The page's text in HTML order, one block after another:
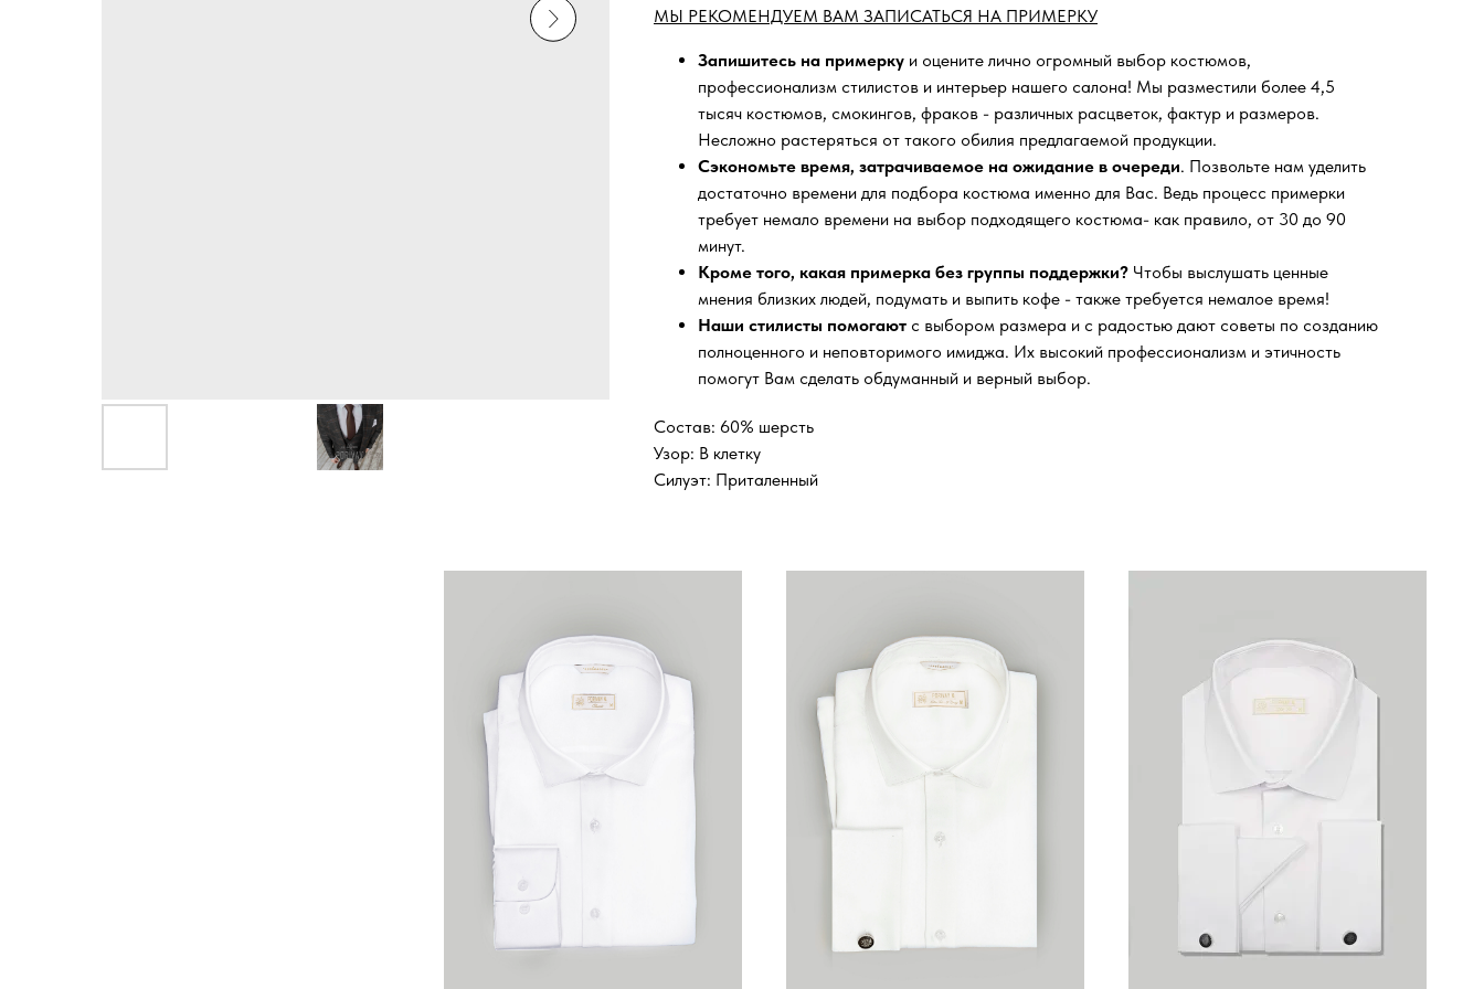
МЫ РЕКОМЕНДУЕМ ВАМ ЗАПИСАТЬСЯ НА ПРИМЕРКУ
Запишитесь на примерку и оцените лично огромный выбор костюмов,
профессионализм стилистов и интерьер нашего салона! Мы разместили более 4,5
тысяч костюмов, смокингов, фраков - различных расцветок, фактур и размеров.
Несложно растеряться от такого обилия предлагаемой продукции.
Сэкономьте время, затрачиваемое на ожидание в очереди. Позвольте нам уделить
достаточно времени для подбора костюма именно для Вас. Ведь процесс примерки
требует немало времени на выбор подходящего костюма- как правило, от 30 до 90
минут.
Кроме того, какая примерка без группы поддержки? Чтобы выслушать ценные
мнения близких людей, подумать и выпить кофе - также требуется немалое время!
Наши стилисты помогают с выбором размера и с радостью дают советы по созданию
полноценного и неповторимого имиджа. Их высокий профессионализм и этичность
помогут Вам сделать обдуманный и верный выбор.
Состав: 60% шерсть
Узор: В клетку
Силуэт: Приталенный